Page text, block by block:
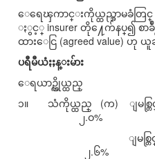
ေရေၾကာင္းကိုယ္ထည္အာမခံတြင္
ႏွင့္ insurer တို႔ေက်နပ္၍ စာခ်ဳ
ထားေငြ (agreed value) ဟု
ပရီမီယံႏႈန္းမ်ား
ေရယာဥ္ကိုယ္ထည္
၁။ သံကိုယ္ထည္ (က) ျမစ္တြင္
၂.ဝ
ျမစ္တြင္းသြာ
၂.၆